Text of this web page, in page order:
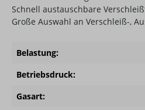
Schnell austauschbare
Große Auswahl an Verschleiß-,
Belastung:
Betriebsdruck:
Gasart: